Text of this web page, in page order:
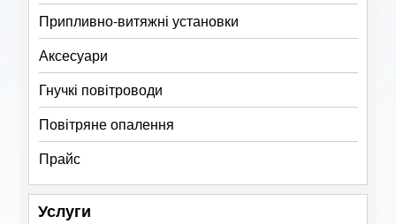
Припливно-витяжні установки
Аксесуари
Гнучкі повітроводи
Повітряне опалення
Прайс
Услуги